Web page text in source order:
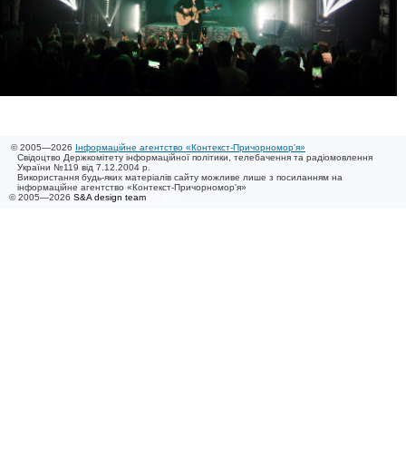
© 2005—2026 Інформаційне агентство «Контекст-Причорномор'я»
Свідоцтво Держкомітету інформаційної політики, телебачення та радіомовлення
України №119 від 7.12.2004 р.
Використання будь-яких матеріалів сайту можливе лише з посиланням на
інформаційне агентство «Контекст-Причорномор'я»
© 2005—2026 S&A design team